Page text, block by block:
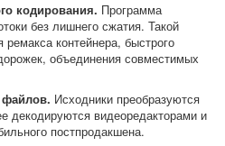
кодирования. Программа
без лишнего сжатия. Такой
контейнера, быстрого
объединения совместимых
Исходники преобразуются
декодируются видеоредакторами и
постпродакшена.